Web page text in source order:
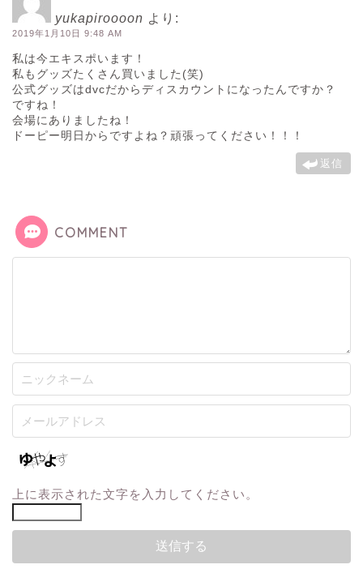
yukapiroooon より:
2019年1月10日 9:48 AM
私は今エキスポいます！
私もグッズたくさん買いました(笑)
公式グッズはdvcだからディスカウントになったんですか？
ですね！
会場にありましたね！
ドーピー明日からですよね？頑張ってください！！！
返信
COMMENT
上に表示された文字を入力してください。